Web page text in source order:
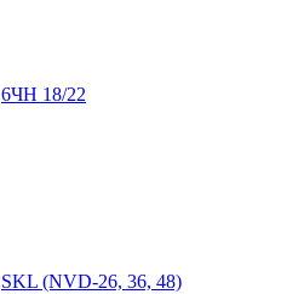
6ЧН 18/22
SKL (NVD-26, 36, 48)